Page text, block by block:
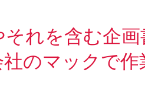
れを含む企
のマックで作